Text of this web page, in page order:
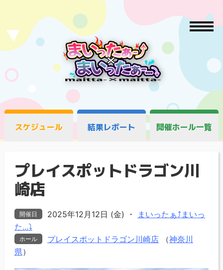
スケジュール 結果レポート 開催ホール一覧
プレイスポットドラゴン川
崎店
開催日 2025年12月12日 (金) ・
まいったぁ⤴まいっ
た...⤵
ホール プレイスポットドラゴン川崎店（神奈川
県）